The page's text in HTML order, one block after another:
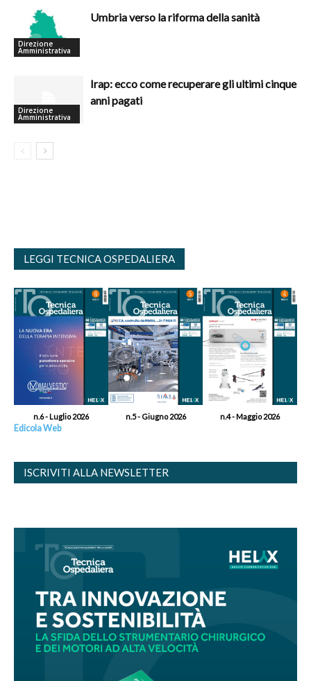
Direzione
Amministrativa
Umbria verso la riforma della sanità
Direzione
Amministrativa
Irap: ecco come recuperare gli ultimi cinque
anni pagati
LEGGI TECNICA OSPEDALIERA
n.6 - Luglio 2026 n.5 - Giugno 2026 n.4 - Maggio 2026
Edicola Web
ISCRIVITI ALLA NEWSLETTER